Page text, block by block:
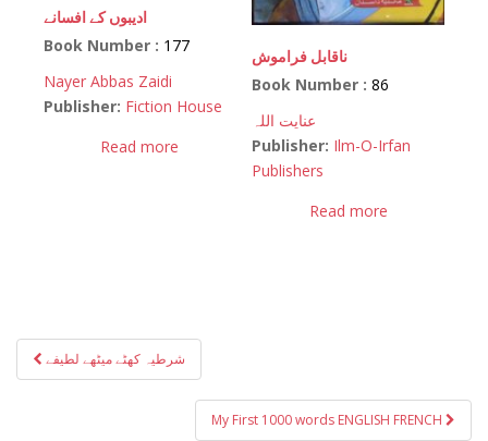
ادیبوں کے افسانے
Book Number : 177
Nayer Abbas Zaidi
Publisher: Fiction House
Read more
ناقابل فراموش
Book Number :86
عنایت اللہ
Publisher: Ilm-O-Irfan
Publishers
Read more
Post
navigation
شرطیہ کھٹے میٹھے لطیفے
My First 1000 words ENGLISH FRENCH